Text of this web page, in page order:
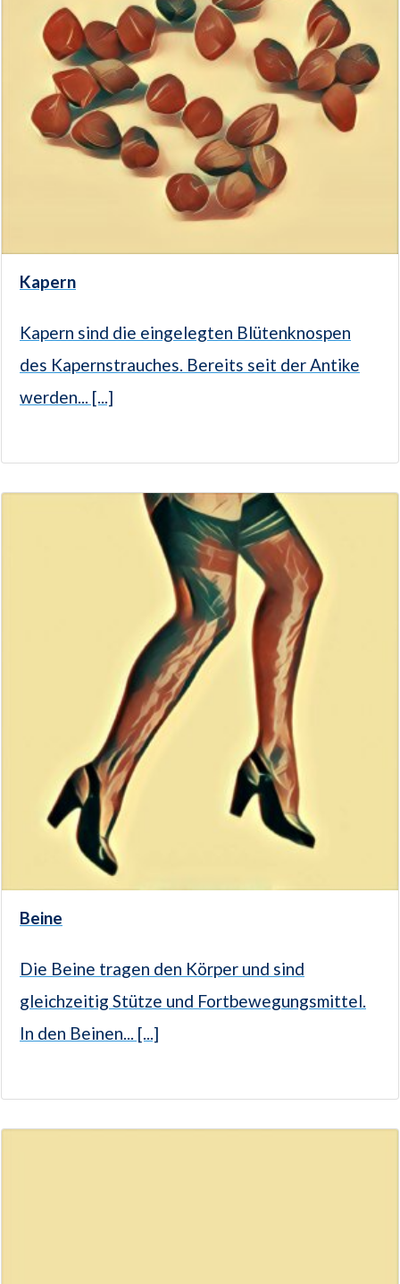
Kapern
Kapern sind die eingelegten Blütenknospen
des Kapernstrauches. Bereits seit der Antike
werden... [...]
Beine
Die Beine tragen den Körper und sind
gleichzeitig Stütze und Fortbewegungsmittel.
In den Beinen... [...]